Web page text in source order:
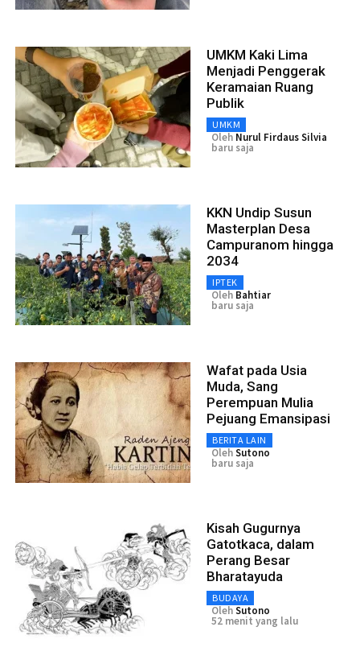
UMKM Kaki Lima
Menjadi Penggerak
Keramaian Ruang
Publik
UMKM
Oleh Nurul Firdaus Silvia
baru saja
KKN Undip Susun
Masterplan Desa
Campuranom hingga
2034
IPTEK
Oleh Bahtiar
baru saja
Wafat pada Usia
Muda, Sang
Perempuan Mulia
Pejuang Emansipasi
BERITA LAIN
OlehSutono
baru saja
Kisah Gugurnya
Gatotkaca, dalam
Perang Besar
Bharatayuda
BUDAYA
OlehSutono
52 menit yang lalu